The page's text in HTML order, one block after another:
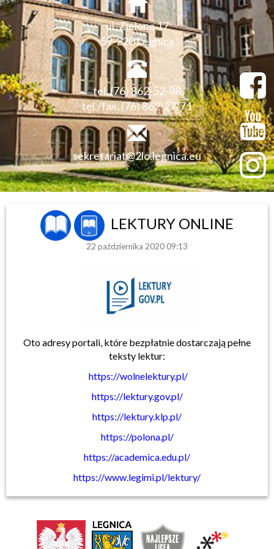
ul. Zielona 17
59-220 Legnica
tel. (76) 862-52-88
tel./fax. (76) 862-27-71
sekretariat@2lo.legnica.eu
LEKTURY ONLINE
22 października 2020 09:13
Oto adresy portali, które bezpłatnie dostarczają pełne
teksty lektur:
https://wolnelektury.pl/
https://lektury.gov.pl/
https://lektury.klp.pl/
https://polona.pl/
https://academica.edu.pl/
https://www.legimi.pl/lektury/